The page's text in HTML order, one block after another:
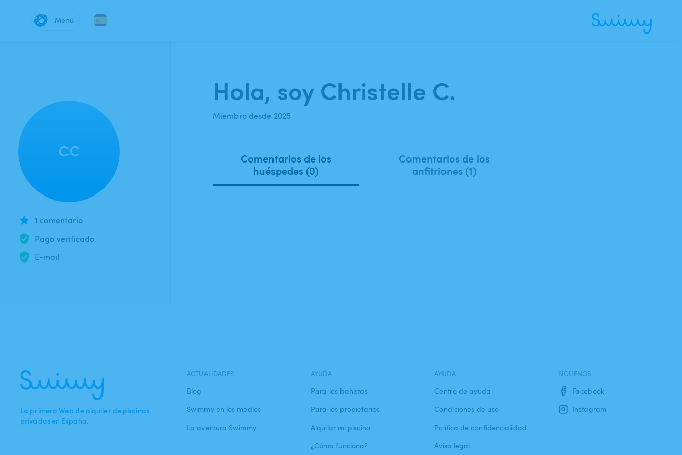
Menú
CC
1 comentario
Pago verificado
E-mail
Hola, soy Christelle C.
Miembro desde 2025
Comentarios de los
huéspedes (0)
Comentarios de los
anfitriones (1)
La primera Web de alquiler de piscinas
privadas en España.
ACTUALIDADES
Blog
Swimmy en los medios
La aventura Swimmy
AYUDA
Para los bañistas
Para los propietarios
Alquilar mi piscina
¿Cómo funciona?
AYUDA
Centro de ayuda
Condiciones de uso
Política de confidencialidad
Aviso legal
SÍGUENOS
Facebook
Instagram